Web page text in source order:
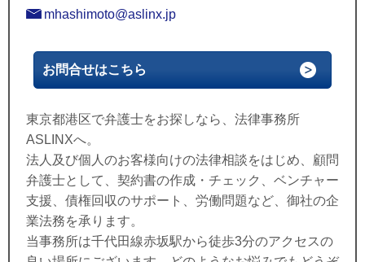
mhashimoto@aslinx.jp
お問合せはこちら
東京都港区で弁護士をお探しなら、法律事務所
ASLINXへ。
法人及び個人のお客様向けの法律相談をはじめ、顧問
弁護士として、契約書の作成・チェック、ベンチャー
支援、債権回収のサポート、労働問題など、御社の企
業法務を承ります。
当事務所は千代田線赤坂駅から徒歩3分のアクセスの